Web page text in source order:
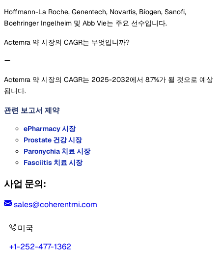
Hoffmann-La Roche, Genentech, Novartis, Biogen, Sanofi,
Boehringer Ingelheim 및 Abb Vie는 주요 선수입니다.
Actemra 약 시장의 CAGR는 무엇입니까?
Actemra 약 시장의 CAGR는 2025-2032에서 8.7%가 될 것으로 예상
됩니다.
관련 보고서 제약
ePharmacy 시장
Prostate 건강 시장
Paronychia 치료 시장
Fasciitis 치료 시장
사업 문의:
sales@coherentmi.com
미국
+1-252-477-1362